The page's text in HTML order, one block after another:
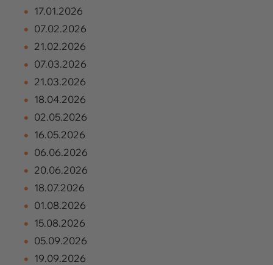
17.01.2026
07.02.2026
21.02.2026
07.03.2026
21.03.2026
18.04.2026
02.05.2026
16.05.2026
06.06.2026
20.06.2026
18.07.2026
01.08.2026
15.08.2026
05.09.2026
19.09.2026